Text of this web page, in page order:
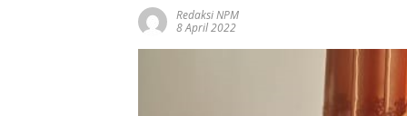
Redaksi NPM
8 April 2022